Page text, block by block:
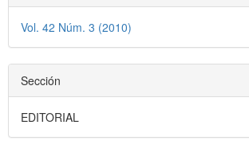
Vol. 42 Núm. 3 (2010)
Sección
EDITORIAL